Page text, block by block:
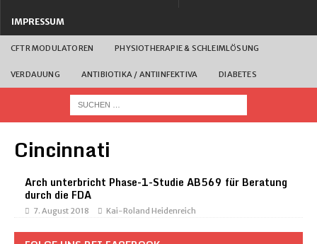
IMPRESSUM
CFTR MODULATOREN PHYSIOTHERAPIE & SCHLEIMLÖSUNG
VERDAUUNG ANTIBIOTIKA / ANTIINFEKTIVA DIABETES
Cincinnati
Arch unterbricht Phase-1-Studie AB569 für Beratung
durch die FDA
7. August 2018 Kai-Roland Heidenreich